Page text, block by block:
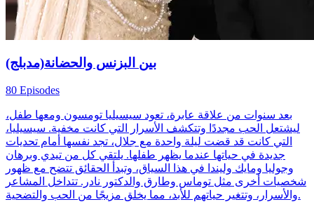
بين البزنس والحضانة(مدبلج)
80 Episodes
بعد سنوات من علاقة عابرة، تعود سيسيليا تومسون ومعها طفل،
ليشتعل الحب مجددًا وتتكشف الأسرار التي كانت مخفية. سيسيليا،
التي كانت قد قضت ليلة واحدة مع جلال، تجد نفسها أمام تحديات
جديدة في حياتها عندما يظهر طفلها. يلتقي كل من تيدي وبرهان
وجوليا ومايك وليندا في هذا السياق، وتبدأ الحقائق تتضح مع ظهور
شخصيات أخرى مثل توماس وطارق والدكتور نادر. تتداخل المشاعر
والأسرار، وتتغير حياتهم للأبد، مما يخلق مزيجًا من الحب والتضحية.